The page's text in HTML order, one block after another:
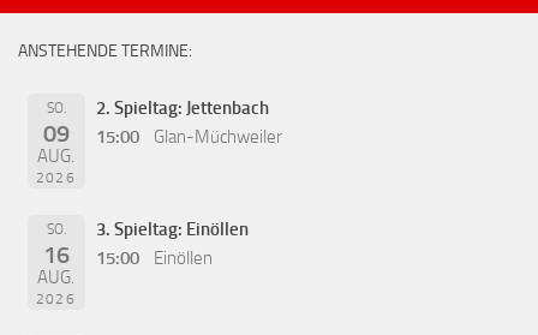
ANSTEHENDE TERMINE:
SO.
09
AUG.
2026
2. Spieltag: Jettenbach
15:00
Glan-Müchweiler
SO.
16
AUG.
2026
3. Spieltag: Einöllen
15:00
Einöllen